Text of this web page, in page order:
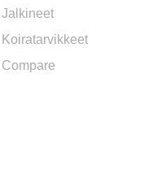
Jalkineet
Koiratarvikkeet
Compare